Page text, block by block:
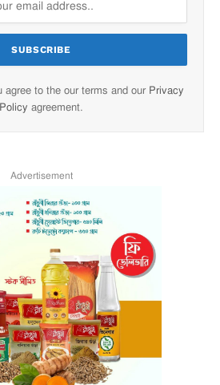
agree to the our terms and our Privacy
Policy agreement.
Advertisement